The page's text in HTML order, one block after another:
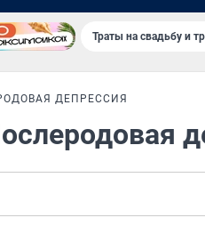
Траты на свадьбу и
ДЕПРЕССИЯ